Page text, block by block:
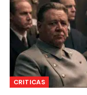
CRITICAS